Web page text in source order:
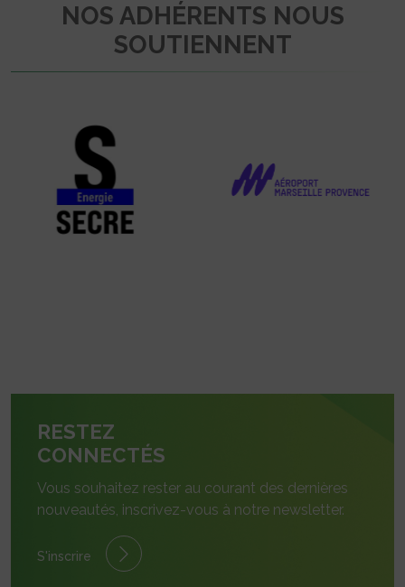
NOS ADHÉRENTS NOUS
SOUTIENNENT
RESTEZ
CONNECTÉS
Vous souhaitez rester au courant des dernières
nouveautés, inscrivez-vous à notre newsletter.
S'inscrire